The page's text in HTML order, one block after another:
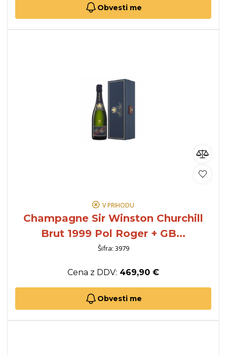
Obvesti me
V PRIHODU
Champagne Sir Winston Churchill
Brut 1999 Pol Roger + GB...
Šifra: 3979
Cena z DDV: 469,90 €
Obvesti me